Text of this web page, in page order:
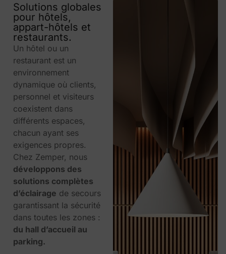
Solutions globales
pour hôtels,
appart-hôtels et
restaurants.
Un hôtel ou un
restaurant est un
environnement
dynamique où clients,
personnel et visiteurs
coexistent dans
différents espaces,
chacun ayant ses
exigences propres.
Chez Zemper, nous
développons des
solutions complètes
d’éclairage de secours
garantissant la sécurité
dans toutes les zones :
du hall d’accueil au
parking.